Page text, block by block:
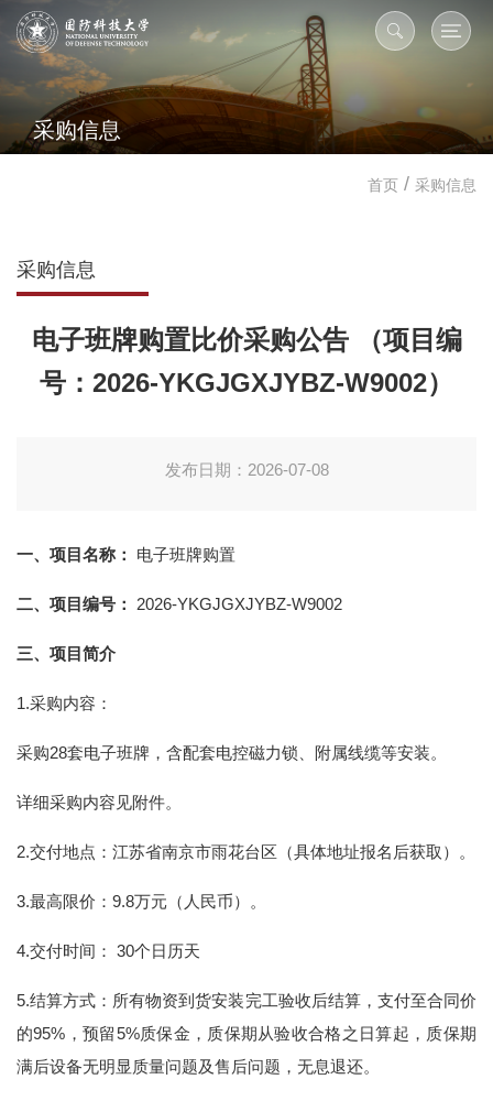
采购信息
首页 / 采购信息
采购信息
电子班牌购置比价采购公告 （项目编
号：2026-YKGJGXJYBZ-W9002）
发布日期：2026-07-08
一、项目名称： 电子班牌购置
二、项目编号： 2026-YKGJGXJYBZ-W9002
三、项目简介
1.采购内容：
采购28套电子班牌，含配套电控磁力锁、附属线缆等安装。
详细采购内容见附件。
2.交付地点：江苏省南京市雨花台区（具体地址报名后获取）。
3.最高限价：9.8万元（人民币）。
4.交付时间： 30个日历天
5.结算方式：所有物资到货安装完工验收后结算，支付至合同价
的95%，预留5%质保金，质保期从验收合格之日算起，质保期
满后设备无明显质量问题及售后问题，无息退还。